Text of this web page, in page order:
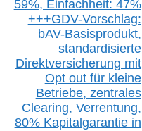
59%, Einfachheit: 47%
+++GDV-Vorschlag:
bAV-Basisprodukt,
standardisierte
Direktversicherung mit
Opt outfür kleine
Betriebe, zentrales
Clearing, Verrentung,
80% Kapitalgarantie in